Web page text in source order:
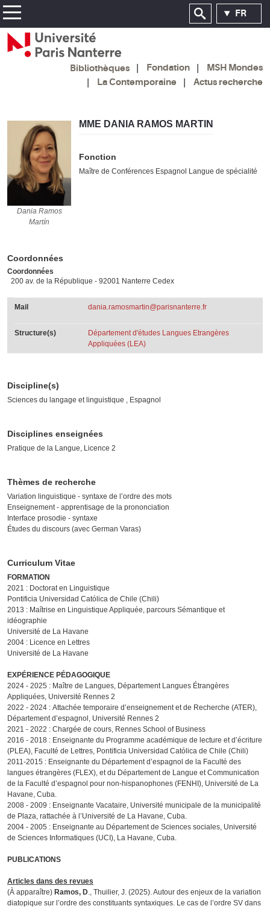
FR
Bibliothèques Fondation
MSH Mondes
La Contemporaine
Actus recherche
Dania Ramos Martín
Dania Ramos
Martín
MME DANIA RAMOS MARTIN
Fonction
Maître de Conférences Espagnol Langue de spécialité
Coordonnées
Coordonnées
200 av. de la République - 92001 Nanterre Cedex
Mail dania.ramosmartin@parisnanterre.fr
Structure(s)
Département d'études Langues Etrangères
Appliquées (LEA)
Discipline(s)
Sciences du langage et linguistique , Espagnol
Disciplines enseignées
Pratique de la Langue, Licence 2
Thèmes de recherche
Variation linguistique - syntaxe de l’ordre des mots
Enseignement - apprentisage de la prononciation
Interface prosodie - syntaxe
Études du discours (avec German Varas)
Curriculum Vitae
FORMATION
2021 : Doctorat en Linguistique
Pontificia Universidad Católica de Chile (Chili)
2013 : Maîtrise en Linguistique Appliquée, parcours Sémantique et
idéographie
Université de La Havane
2004 : Licence en Lettres
Université de La Havane
EXPÉRIENCE PÉDAGOGIQUE
2024 - 2025 : Maître de Langues, Département Langues Étrangères
Appliquées, Université Rennes 2
2022 - 2024 : Attachée temporaire d’enseignement et de Recherche (ATER),
Département d’espagnol, Université Rennes 2
2021 - 2022 : Chargée de cours, Rennes School of Business
2016 - 2018 : Enseignante du Programme académique de lecture et d’écriture
(PLEA), Faculté de Lettres, Pontificia Universidad Católica de Chile (Chili)
2011-2015 : Enseignante du Département d’espagnol de la Faculté des
langues étrangères (FLEX), et du Département de Langue et Communication
de la Faculté d’espagnol pour non-hispanophones (FENHI), Université de La
Havane, Cuba.
2008 - 2009 : Enseignante Vacataire, Université municipale de la municipalité
de Plaza, rattachée à l’Université de La Havane, Cuba.
2004 - 2005 : Enseignante au Département de Sciences sociales, Université
de Sciences Informatiques (UCI), La Havane, Cuba.
PUBLICATIONS
Articles dans des revues
(À apparaître) Ramos, D., Thuilier, J. (2025). Autour des enjeux de la variation
diatopique sur l’ordre des constituants syntaxiques. Le cas de l’ordre SV dans